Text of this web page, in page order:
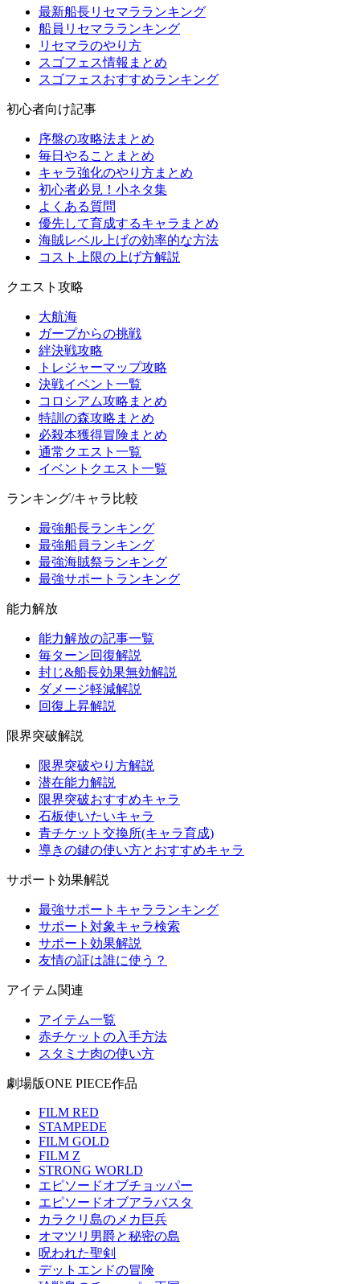
最新船長リセマラランキング
船員リセマラランキング
リセマラのやり方
スゴフェス情報まとめ
スゴフェスおすすめランキング
初心者向け記事
序盤の攻略法まとめ
毎日やることまとめ
キャラ強化のやり方まとめ
初心者必見！小ネタ集
よくある質問
優先して育成するキャラまとめ
海賊レベル上げの効率的な方法
コスト上限の上げ方解説
クエスト攻略
大航海
ガープからの挑戦
絆決戦攻略
トレジャーマップ攻略
決戦イベント一覧
コロシアム攻略まとめ
特訓の森攻略まとめ
必殺本獲得冒険まとめ
通常クエスト一覧
イベントクエスト一覧
ランキング/キャラ比較
最強船長ランキング
最強船員ランキング
最強海賊祭ランキング
最強サポートランキング
能力解放
能力解放の記事一覧
毎ターン回復解説
封じ&船長効果無効解説
ダメージ軽減解説
回復上昇解説
限界突破解説
限界突破やり方解説
潜在能力解説
限界突破おすすめキャラ
石板使いたいキャラ
青チケット交換所(キャラ育成)
導きの鍵の使い方とおすすめキャラ
サポート効果解説
最強サポートキャラランキング
サポート対象キャラ検索
サポート効果解説
友情の証は誰に使う？
アイテム関連
アイテム一覧
赤チケットの入手方法
スタミナ肉の使い方
劇場版ONE PIECE作品
FILM RED
STAMPEDE
FILM GOLD
FILM Z
STRONG WORLD
エピソードオブチョッパー
エピソードオブアラバスタ
カラクリ島のメカ巨兵
オマツリ男爵と秘密の島
呪われた聖剣
デットエンドの冒険